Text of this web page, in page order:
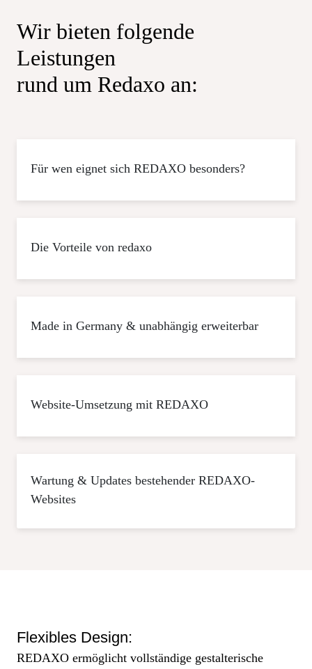
Wir bieten folgende
Leistungen
rund um Redaxo an:
Für wen eignet sich REDAXO besonders?
Die Vorteile von redaxo
Made in Germany & unabhängig erweiterbar
Website-Umsetzung mit REDAXO
Wartung & Updates bestehender REDAXO-
Websites
Flexibles Design:
REDAXO ermöglicht vollständige gestalterische